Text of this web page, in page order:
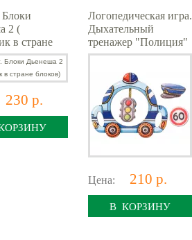
2 (
в стране
230 р.
Логопедическая игра.
Дыхательный
тренажер "Полиция"
Цена: 210 р.
В КОРЗИНУ